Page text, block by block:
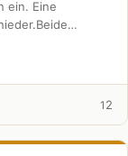
ein. Eine
1 2